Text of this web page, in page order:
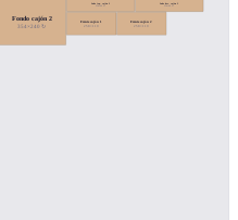
Fondo cajón 2
354×240 ↻
Lado izq. cajón 2
354×66 ↻
Lado der. cajón 2
354×66 ↻
Frente cajón 1 Frente cajón 2